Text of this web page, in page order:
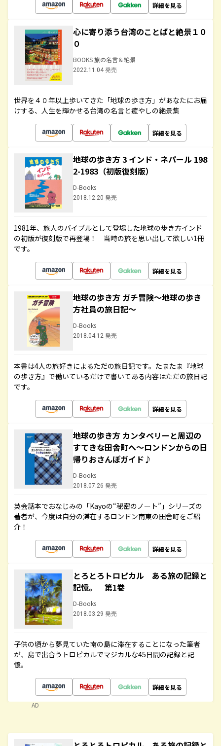
詳細を見る
心に寄り添う台湾のことばと絶景１０
０
BOOKS 旅の名言＆絶景
2022.11.04 発売
世界を４０年以上歩いてきた「地球の歩き方」があなたにお届
けする、人生を輝かせる台湾の名言と癒やしの絶景集
詳細を見る
地球の歩き方 3 インド・ネパール 198
2-1983（初版復刻版）
D-Books
2018.12.20 発売
1981年、旅人のバイブルとして登場した地球の歩き方インド
の初版が復刻版で再登場！ 当時の旅を思い出して欲しい1冊
です。
詳細を見る
地球の歩き方 ガチ冒険～地球の歩き
方社員の旅日記～
D-Books
2018.04.12 発売
本書は4人の旅好きによるただの旅日記です。たまたま『地球
の歩き方』で働いているだけで書いてある内容はただの旅日記
です。
詳細を見る
地球の歩き方 カンタベリーと周辺の
すてきな田舎町へ～ロンドンからの日
帰りおさんぽガイド♪
D-Books
2018.07.26 発売
英会話本でおなじみの「Kayoの“秘密のノート”」シリーズの
著者が、今度は自分の滞在するロンドン南東の田舎町をご紹
介！
詳細を見る
とろとろトロピカル ある旅の記録と
記憶。 第1巻
D-Books
2018.03.29 発売
子供の頃から夢見ていた南の島に滞在することになった筆者
が、島で出合うトロピカルでマジカルな45日間の記録と記
憶。
詳細を見る
AD